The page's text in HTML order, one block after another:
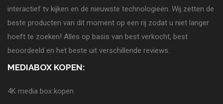
interactief tv kijken en de nieuwste technologieën. Wij zetten de
beste producten van dit moment op een rij zodat u niet langer
hoeft te zoeken! Alles op basis van best verkocht, best
beoordeeld en het beste uit verschillende reviews.
MEDIABOX KOPEN:
4K media box kopen